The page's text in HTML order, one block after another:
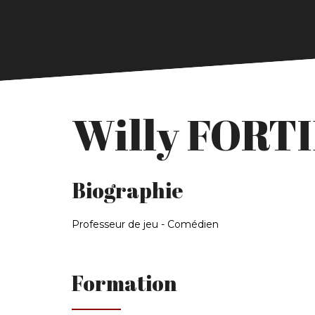
Willy
Biographie
Professeur de jeu - Comédien
Formation